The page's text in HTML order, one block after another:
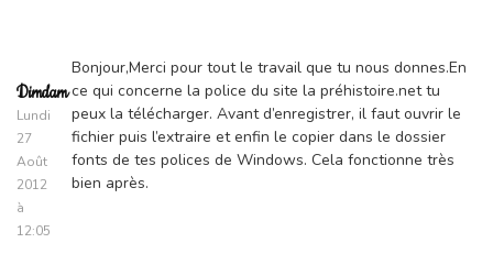
Dimdam
Lundi
27
Août
2012
à
12:05
Bonjour,Merci pour tout le travail que tu nous donnes.En
ce qui concerne la police du site la préhistoire.net tu
peux la télécharger. Avant d’enregistrer, il faut ouvrir le
fichier puis l’extraire et enfin le copier dans le dossier
fonts de tes polices de Windows. Cela fonctionne très
bien après.